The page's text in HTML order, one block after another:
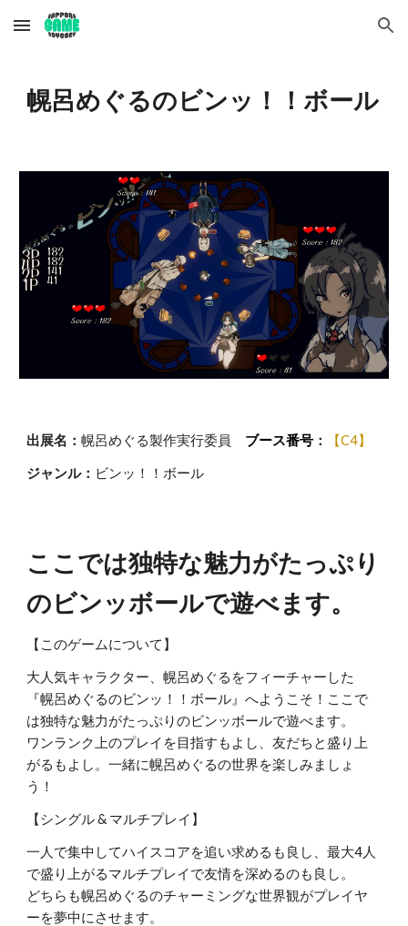
Skip to main content Skip to navigation
幌呂めぐるのビンッ！！ボール
出展名：幌呂めぐる製作実行委員 ブース番号 ： 【C4】
ジャンル： ビンッ！！ボール
ここでは独特な魅力がたっぷり
のビンッボールで遊べます。
【このゲームについて】
大人気キャラクター、幌呂めぐるをフィーチャーした
『幌呂めぐるのビンッ！！ボール』へようこそ！ここで
は独特な魅力がたっぷりのビンッボールで遊べます。
ワンランク上のプレイを目指すもよし、友だちと盛り上
がるもよし。一緒に幌呂めぐるの世界を楽しみましょ
う！
【シングル & マルチプレイ】
一人で集中してハイスコアを追い求めるも良し、最大4人
で盛り上がるマルチプレイで友情を深めるのも良し。
どちらも幌呂めぐるのチャーミングな世界観がプレイヤ
ーを夢中にさせます。